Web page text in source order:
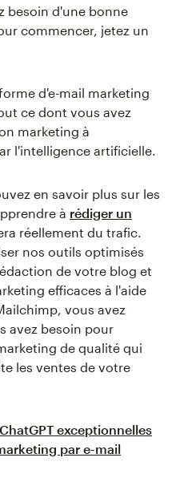
besoin d'une bonne
commencer, jetez un
d'e-mail marketing
ce dont vous avez
marketing à
l'intelligence artificielle.
en savoir plus sur les
à rédiger un
réellement du trafic.
nos outils optimisés
de votre blog et
efficaces à l'aide
vous avez
avez besoin pour
de qualité qui
les ventes de votre
exceptionnelles
par e-mail